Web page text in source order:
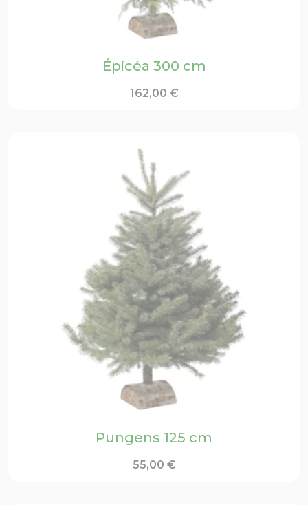
Épicéa 300 cm
162,00 €
Pungens 125 cm
55,00 €